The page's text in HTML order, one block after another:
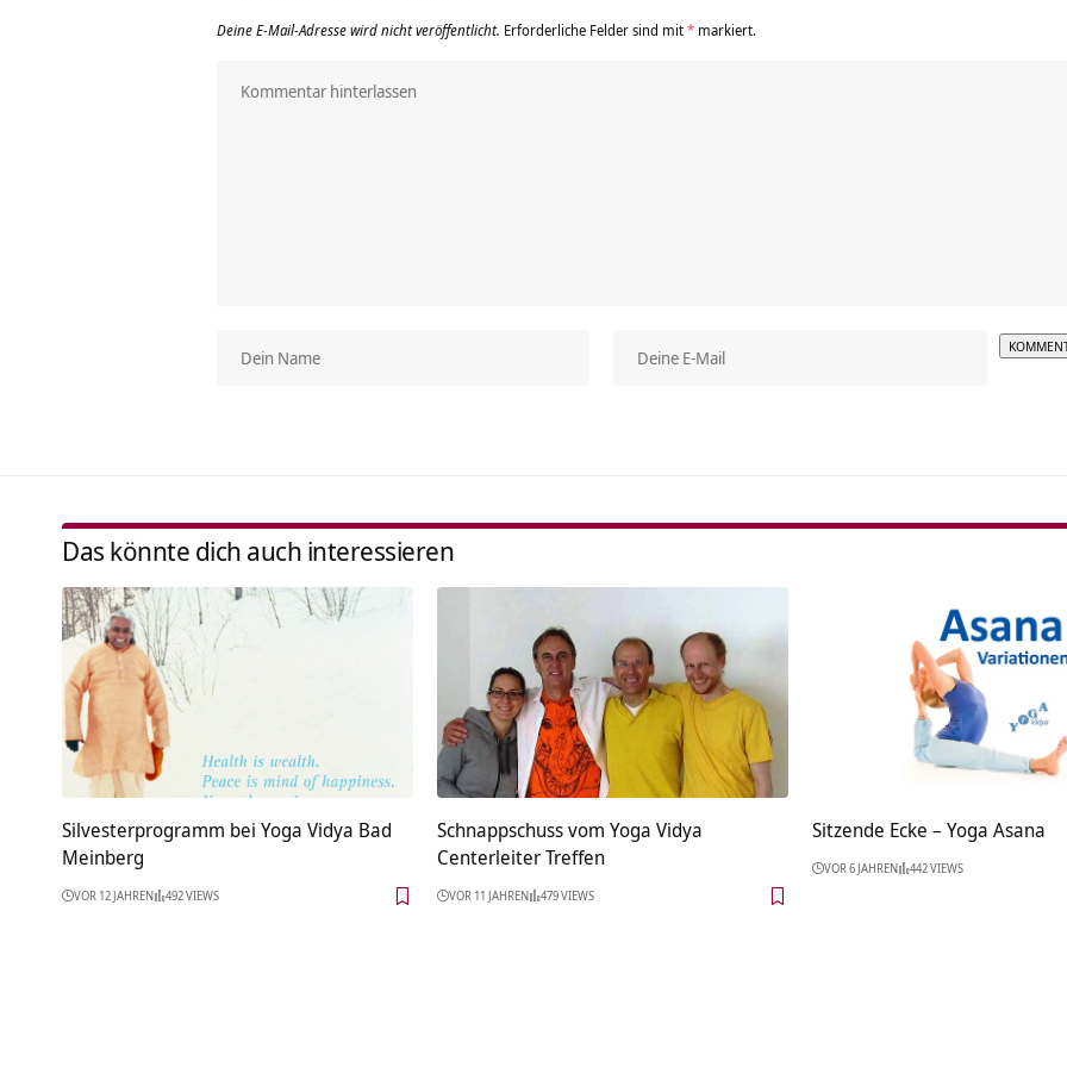
Deine E-Mail-Adresse wird nicht veröffentlicht. Erforderliche Felder sind mit* markiert.
Das könnte dich auch interessieren
Silvesterprogramm bei Yoga Vidya Bad
Meinberg
VOR 12 JAHREN 492 VIEWS
Schnappschuss vom Yoga Vidya
Centerleiter Treffen
VOR 11 JAHREN 479 VIEWS
Sitzende Ecke – Yoga Asana
VOR 6 JAHREN 442 VIEWS